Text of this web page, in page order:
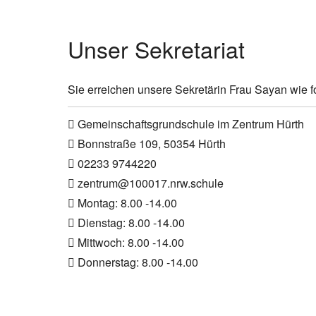
Unser Sekretariat
Sie erreichen unsere Sekretärin Frau Sayan wie
Gemeinschaftsgrundschule im Zentrum Hürth
Bonnstraße 109, 50354 Hürth
02233 9744220
zentrum@100017.nrw.schule
Montag: 8.00 -14.00
Dienstag: 8.00 -14.00
Mittwoch: 8.00 -14.00
Donnerstag: 8.00 -14.00